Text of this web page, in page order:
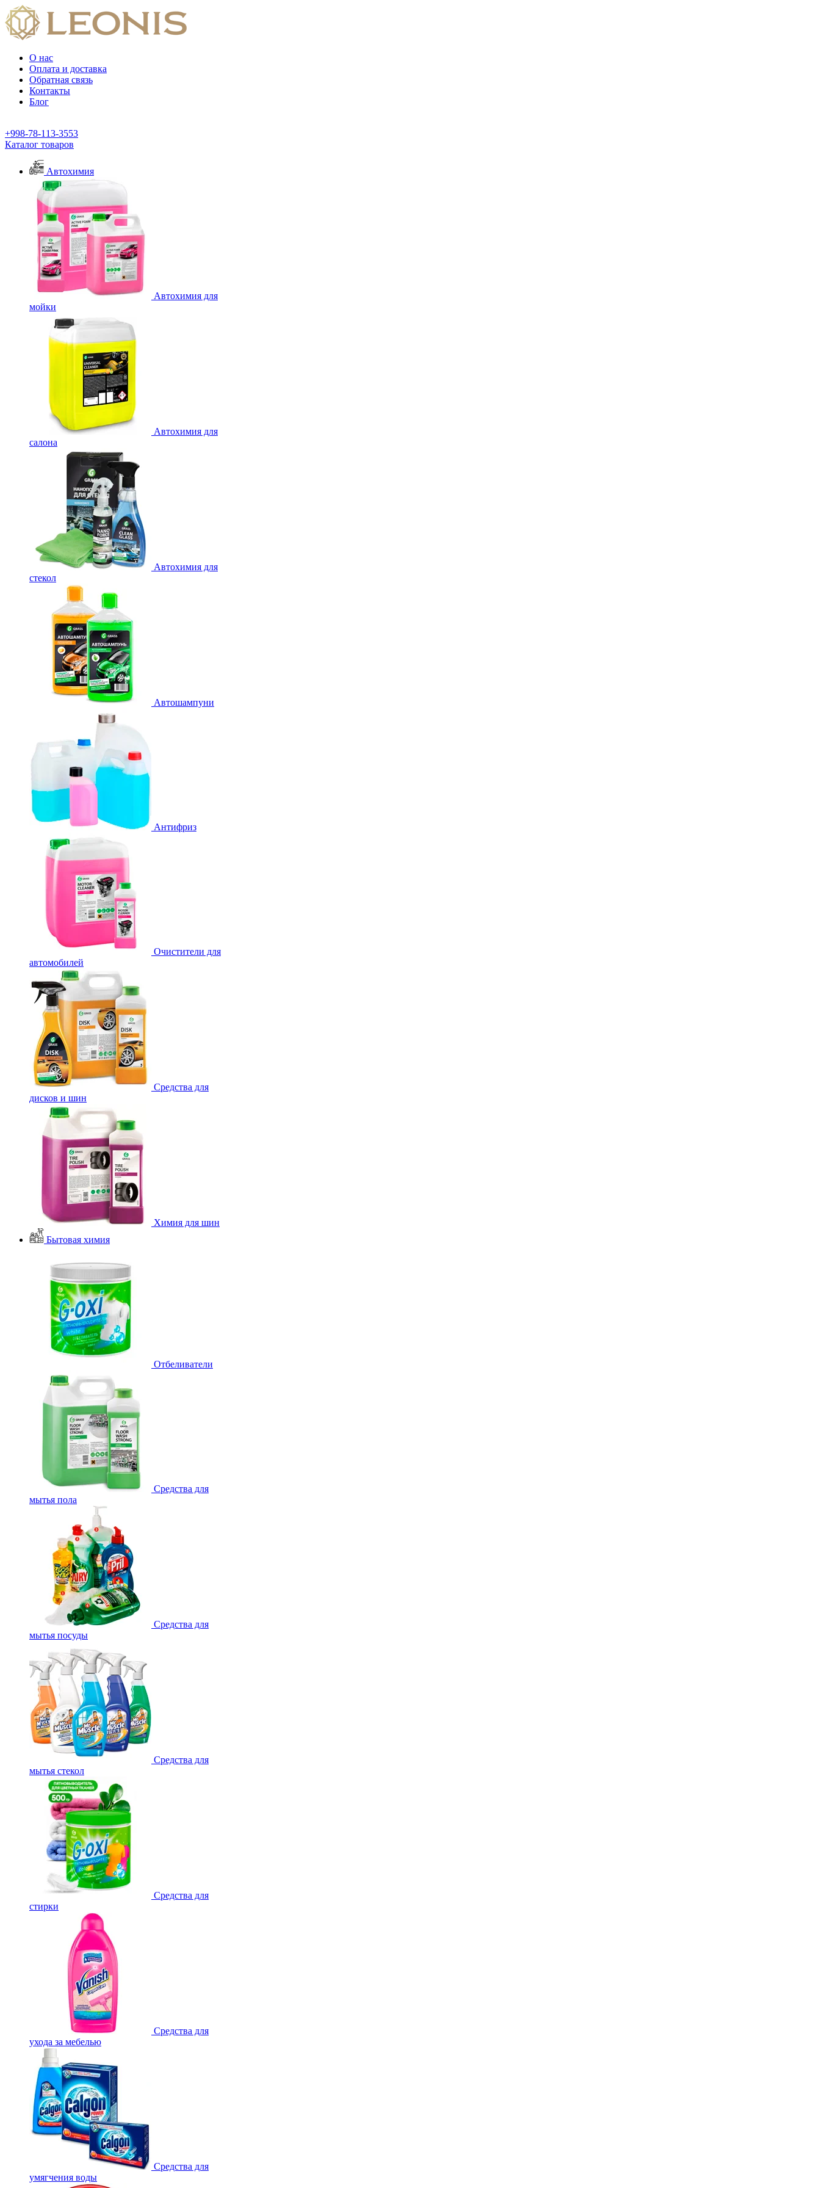
О нас
Оплата и доставка
Обратная связь
Контакты
Блог
+998-78-113-3553
Каталог товаров
Автохимия
Автохимия для
мойки
Автохимия для
салона
Автохимия для
стекол
Автошампуни
Антифриз
Очистители для
автомобилей
Средства для
дисков и шин
Химия для шин
Бытовая химия
Отбеливатели
Средства для
мытья пола
Средства для
мытья посуды
Средства для
мытья стекол
Средства для
стирки
Средства для
ухода за мебелью
Средства для
умягчения воды